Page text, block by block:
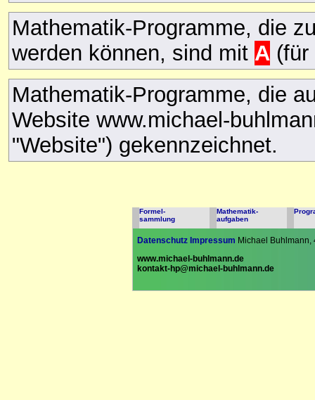
Mathematik-Programme, die
werden können, sind mit A
Mathematik-Programme, die
Website www.michael-
"Website") gekennzeichnet.
Formel-
sammlung
Mathematik-
aufgaben
Datenschutz Impressum Michael
www.michael-buhlmann.de
kontakt-hp@michael-buhlmann.de